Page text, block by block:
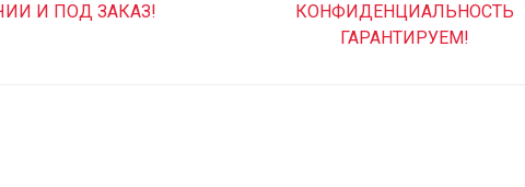
И ПОД ЗАКАЗ!
КОНФИДЕНЦИАЛЬНОСТЬ
ГАРАНТИРУЕМ!